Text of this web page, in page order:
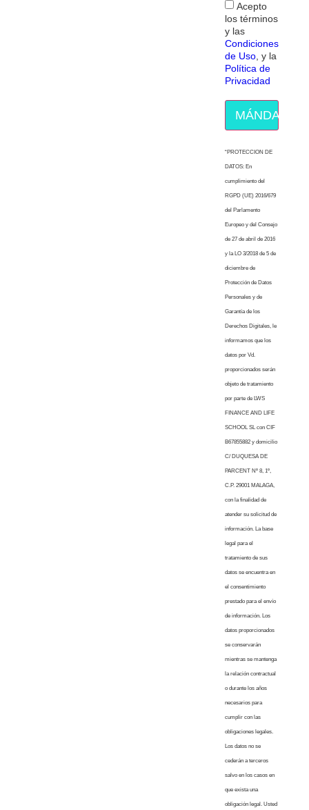
Acepto
los términos
y las
Condiciones
de Uso, y la
Política de
Privacidad
MÁNDAME
“PROTECCION DE
DATOS: En
cumplimiento del
RGPD (UE) 2016/679
del Parlamento
Europeo y del Consejo
de 27 de abril de 2016
y la LO 3/2018 de 5 de
diciembre de
Protección de Datos
Personales y de
Garantía de los
Derechos Digitales, le
informamos que los
datos por Vd.
proporcionados serán
objeto de tratamiento
por parte de LWS
FINANCE AND LIFE
SCHOOL SL con CIF
B67855882 y domicilio
C/ DUQUESA DE
PARCENT Nº 8, 1º,
C.P. 29001 MALAGA,
con la finalidad de
atender su solicitud de
información. La base
legal para el
tratamiento de sus
datos se encuentra en
el consentimiento
prestado para el envío
de información. Los
datos proporcionados
se conservarán
mientras se mantenga
la relación contractual
o durante los años
necesarios para
cumplir con las
obligaciones legales.
Los datos no se
cederán a terceros
salvo en los casos en
que exista una
obligación legal. Usted